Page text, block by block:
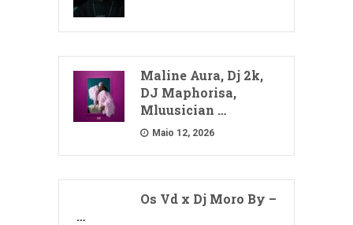
Maline Aura, Dj 2k,
DJ Maphorisa,
Mluusician …
Maio 12, 2026
Os Vd x Dj Moro By –
…